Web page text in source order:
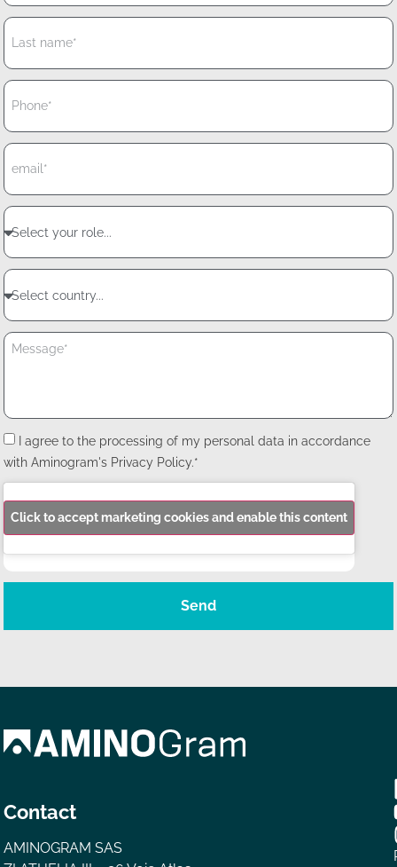
I agree to the processing of my personal data in accordance
with Aminogram's Privacy Policy.*
Click to accept marketing cookies and enable this content
Send
Contact
AMINOGRAM SAS